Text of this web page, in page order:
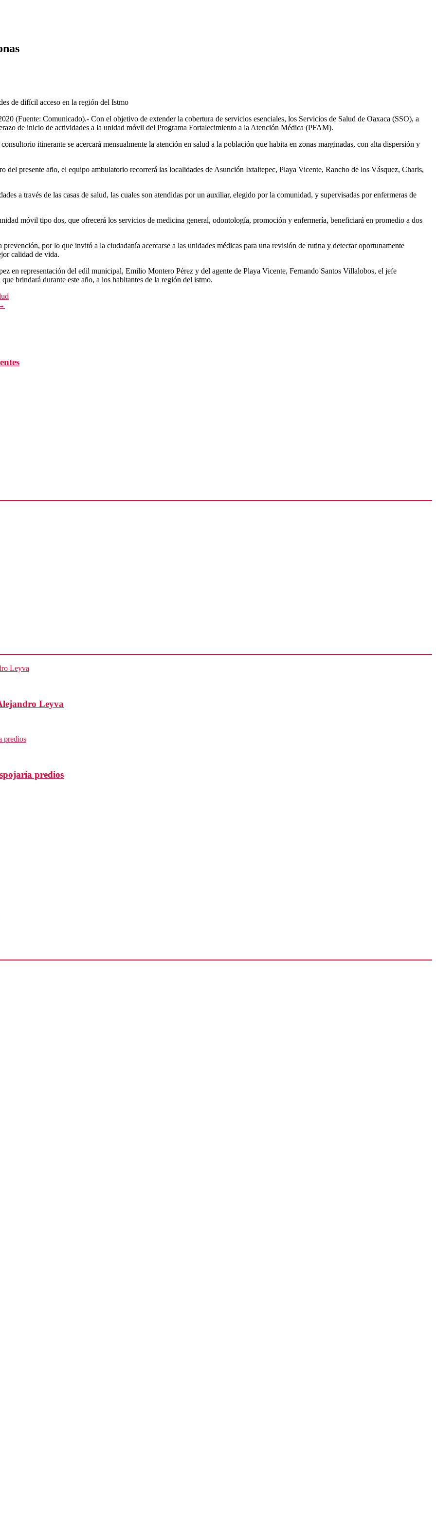
de difícil acceso en la región del Istmo
(Fuente: Comunicado).- Con el objetivo de extender la cobertura de servicios esenciales, los Servicios de Salud de Oaxaca (SSO), a
de inicio de actividades a la unidad móvil del Programa Fortalecimiento a la Atención Médica (PFAM).
itinerante se acercará mensualmente la atención en salud a la población que habita en zonas marginadas, con alta dispersión y
del presente año, el equipo ambulatorio recorrerá las localidades de Asunción Ixtaltepec, Playa Vicente, Rancho de los Vásquez, Charis,
a través de las casas de salud, las cuales son atendidas por un auxiliar, elegido por la comunidad, y supervisadas por enfermeras de
móvil tipo dos, que ofrecerá los servicios de medicina general, odontología, promoción y enfermería, beneficiará en promedio a dos
por lo que invitó a la ciudadanía acercarse a las unidades médicas para una revisión de rutina y detectar oportunamente
calidad de vida.
en representación del edil municipal, Emilio Montero Pérez y del agente de Playa Vicente, Fernando Santos Villalobos, el jefe
brindará durante este año, a los habitantes de la región del istmo.
Leyva
predios